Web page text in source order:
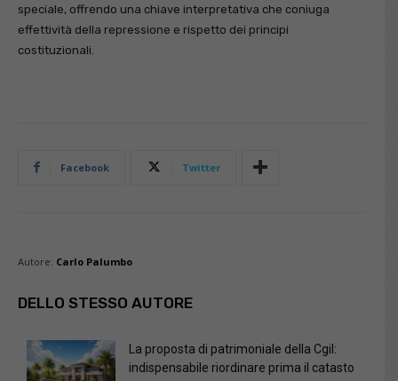
speciale, offrendo una chiave interpretativa che coniuga
effettività della repressione e rispetto dei principi
costituzionali.
Facebook Twitter
Autore: Carlo Palumbo
DELLO STESSO AUTORE
La proposta di patrimoniale della Cgil:
indispensabile riordinare prima il catasto